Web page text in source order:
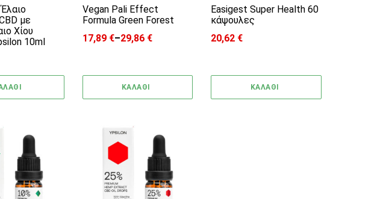
με
Χίου
10ml
Vegan Pali Effect
Formula Green Forest
17,89 €–29,86 €
Price range: 17,89 € through 29,86 €
ΚΑΛΑΘΙ
Easigest Super Health 60
κάψουλες
20,62 €
ΚΑΛΑΘΙ